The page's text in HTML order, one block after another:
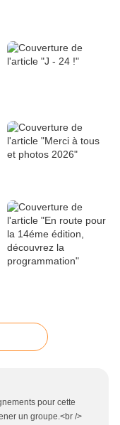
pour cette
un groupe.<br />